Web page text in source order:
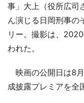
事」大上（役所広司
ん演じる日岡刑事の
リー。撮影は、
われた。
映画の公開日は8
成披露プレミアを全